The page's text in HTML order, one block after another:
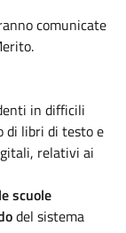
comunicate
in difficili
di libri di testo e
relativi ai
scuole
del sistema